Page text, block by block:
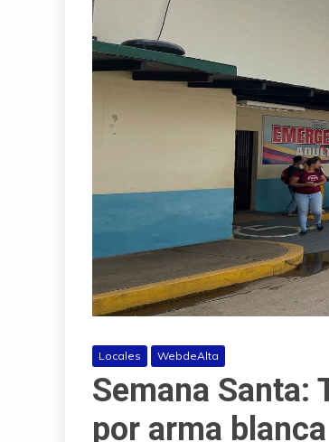
Locales WebdeAlta
Semana Santa:
por arma blanca